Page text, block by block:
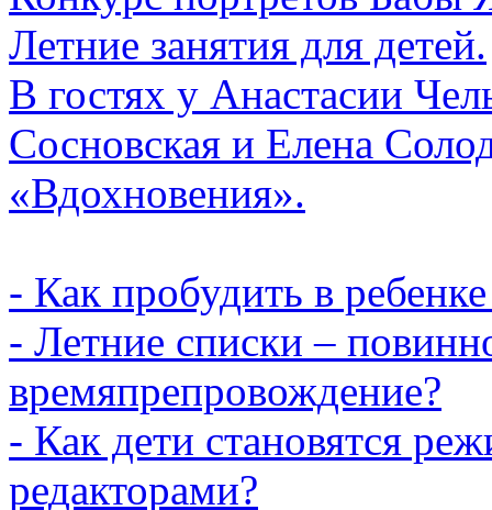
Летние занятия для детей.
В гостях у Анастасии
Сосновская и Елена
«Вдохновения».
- Как пробудить в
- Летние списки –
времяпрепровождение?
- Как дети становятся
редакторами?